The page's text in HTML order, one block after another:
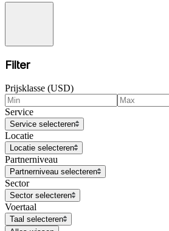
Filter
Prijsklasse (USD)
Service
Service selecteren
Locatie
Locatie selecteren
Partnerniveau
Partnerniveau selecteren
Sector
Sector selecteren
Voertaal
Taal selecteren